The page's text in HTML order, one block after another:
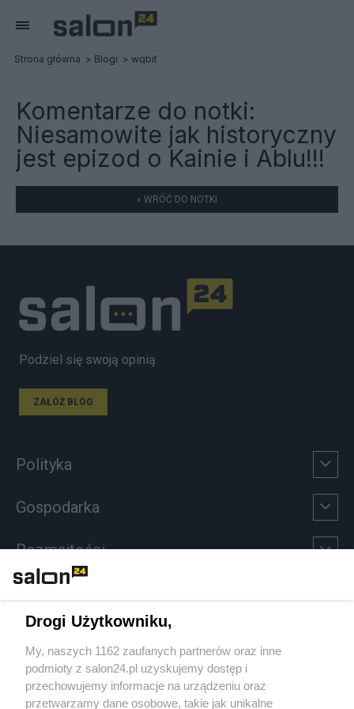
Strona główna Blogi wqbit
Komentarze do notki:
Niesamowite jak historyczny
jest epizod o Kainie i Ablu!!!
« WRÓĆ DO NOTKI
Podziel się swoją opinią
ZAŁÓŻ BLOG
Polityka
Gospodarka
Rozmaitości
Sport
Społeczeństwo
Drogi Użytkowniku,
My, naszych 1162 zaufanych partnerów oraz inne
podmioty z salon24.pl uzyskujemy dostęp i
przechowujemy informacje na urządzeniu oraz
przetwarzamy dane osobowe, takie jak unikalne